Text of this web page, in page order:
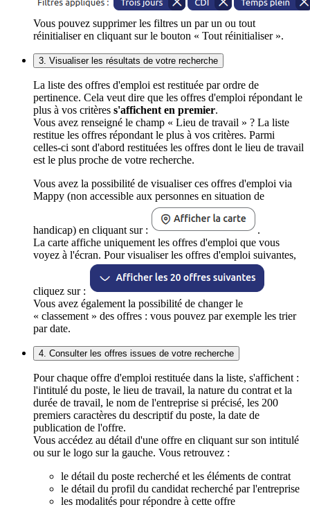
Vous pouvez supprimer les filtres un par un ou tout
réinitialiser en cliquant sur le bouton « Tout réinitialiser ».
3. Visualiser les résultats de votre recherche
La liste des offres d'emploi est restituée par ordre de
pertinence. Cela veut dire que les offres d'emploi répondant le
plus à vos critères s'affichent en premier.
Vous avez renseigné le champ « Lieu de travail » ? La liste
restitue les offres répondant le plus à vos critères. Parmi
celles-ci sont d'abord restituées les offres dont le lieu de travail
est le plus proche de votre recherche.
Vous avez la possibilité de visualiser ces offres d'emploi via
Mappy (non accessible aux personnes en situation de
handicap) en cliquant sur :
.
La carte affiche uniquement les offres d'emploi que vous
voyez à l'écran. Pour visualiser les offres d'emploi suivantes,
cliquez sur :
Vous avez également la possibilité de changer le
« classement » des offres : vous pouvez par exemple les trier
par date.
4. Consulter les offres issues de votre recherche
Pour chaque offre d'emploi restituée dans la liste, s'affichent :
l'intitulé du poste, le lieu de travail, la nature du contrat et la
durée de travail, le nom de l'entreprise si précisé, les 200
premiers caractères du descriptif du poste, la date de
publication de l'offre.
Vous accédez au détail d'une offre en cliquant sur son intitulé
ou sur le logo sur la gauche. Vous retrouvez :
le détail du poste recherché et les éléments de contrat
le détail du profil du candidat recherché par l'entreprise
les modalités pour répondre à cette offre